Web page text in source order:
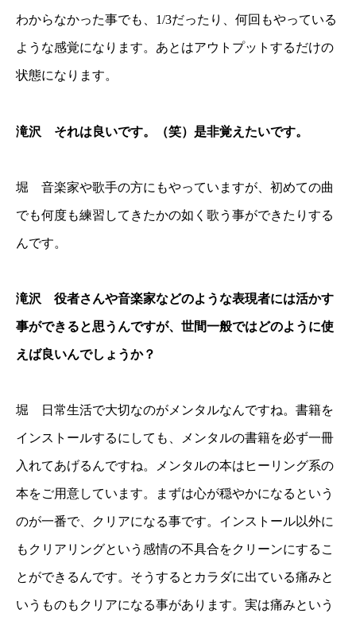
わからなかった事でも、1/3だったり、何回もやっている
ような感覚になります。あとはアウトプットするだけの
状態になります。
滝沢 それは良いです。（笑）是非覚えたいです。
堀 音楽家や歌手の方にもやっていますが、初めての曲
でも何度も練習してきたかの如く歌う事ができたりする
んです。
滝沢 役者さんや音楽家などのような表現者には活かす
事ができると思うんですが、世間一般ではどのように使
えば良いんでしょうか？
堀 日常生活で大切なのがメンタルなんですね。書籍を
インストールするにしても、メンタルの書籍を必ず一冊
入れてあげるんですね。メンタルの本はヒーリング系の
本をご用意しています。まずは心が穏やかになるという
のが一番で、クリアになる事です。インストール以外に
もクリアリングという感情の不具合をクリーンにするこ
とができるんです。そうするとカラダに出ている痛みと
いうものもクリアになる事があります。実は痛みという